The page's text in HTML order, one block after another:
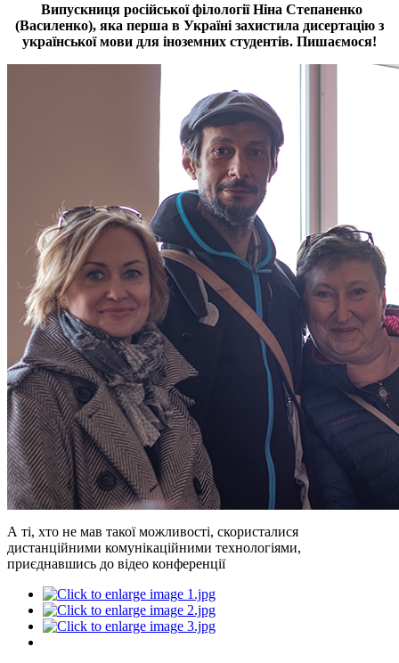
Випускниця російської філології Ніна Степаненко
(Василенко), яка перша в Україні захистила дисертацію з
української мови для іноземних студентів. Пишаємося!
А ті, хто не мав такої можливості, скористалися
дистанційними комунікаційними технологіями,
приєднавшись до відео конференції